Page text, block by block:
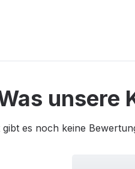
unsere
gibt es noch keine